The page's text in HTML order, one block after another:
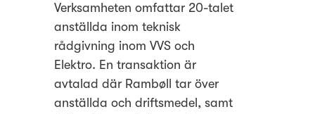
Verksamheten omfattar 20-talet
anställda inom teknisk
rådgivning inom VVS och
Elektro. En transaktion är
avtalad där Rambøll tar över
anställda och driftsmedel, samt